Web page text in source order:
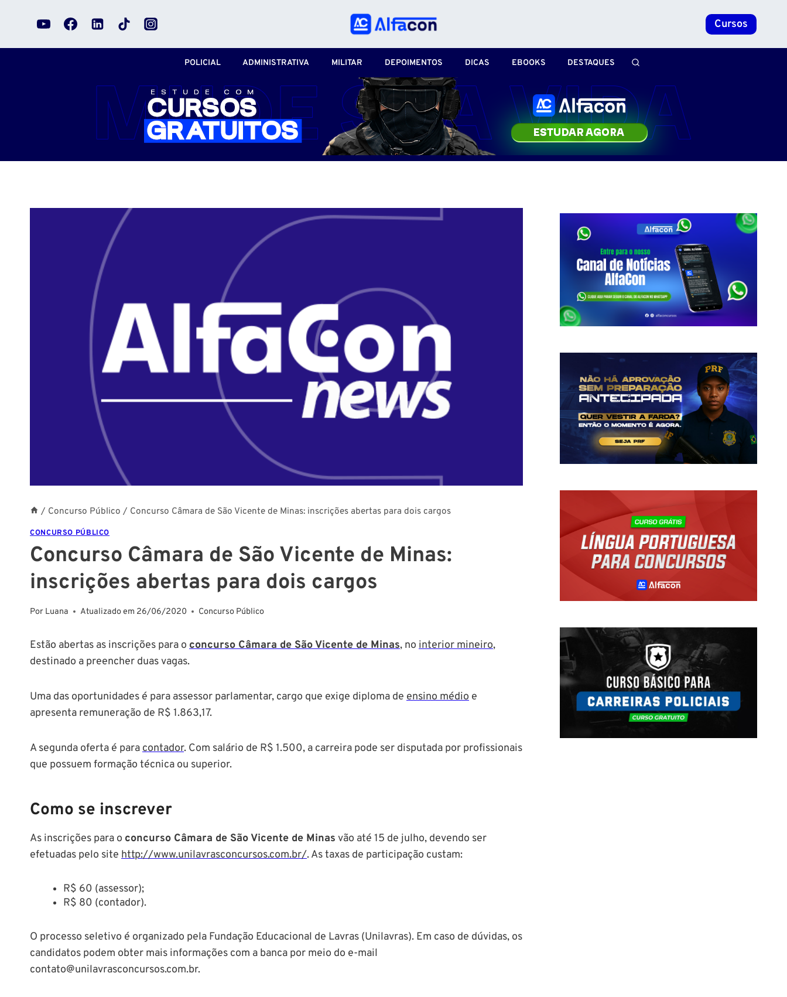
Cursos
POLICIAL ADMINISTRATIVA MILITAR DEPOIMENTOS DICAS EBOOKS DESTAQUES
/ Concurso Público / Concurso Câmara de São Vicente de Minas: inscrições abertas para dois cargos
CONCURSO PÚBLICO
Concurso Câmara de São Vicente de Minas:
inscrições abertas para dois cargos
Por Luana Atualizado em 26/06/2020 Concurso Público
Estão abertas as inscrições para o concurso Câmara de São Vicente de Minas, no interior mineiro,
destinado a preencher duas vagas.
Uma das oportunidades é para assessor parlamentar, cargo que exige diploma de ensino médio e
apresenta remuneração de R$ 1.863,17.
A segunda oferta é paracontador. Com salário de R$ 1.500, a carreira pode ser disputada por profissionais
que possuem formação técnica ou superior.
Como se inscrever
As inscrições para o concurso Câmara de São Vicente de Minas vão até 15 de julho, devendo ser
efetuadas pelo site http://www.unilavrasconcursos.com.br/. As taxas de participação custam:
R$ 60 (assessor);
R$ 80 (contador).
O processo seletivo é organizado pela Fundação Educacional de Lavras (Unilavras). Em caso de dúvidas, os
candidatos podem obter mais informações com a banca por meio do e-mail
contato@unilavrasconcursos.com.br.